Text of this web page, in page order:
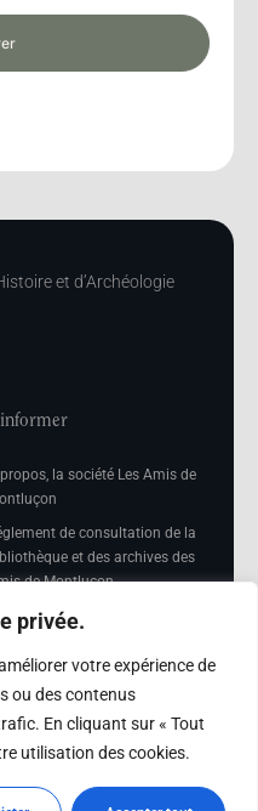
privée.
votre expérience de
ou des contenus
En cliquant sur « Tout
utilisation des cookies.
et d’Archéologie
la société Les Amis de
de consultation de la
et des archives des
de Montluçon
légales